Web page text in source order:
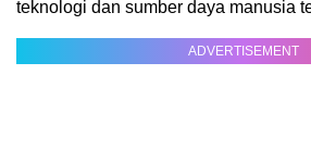
teknologi dan sumber daya manusia
ADVERTISEMENT